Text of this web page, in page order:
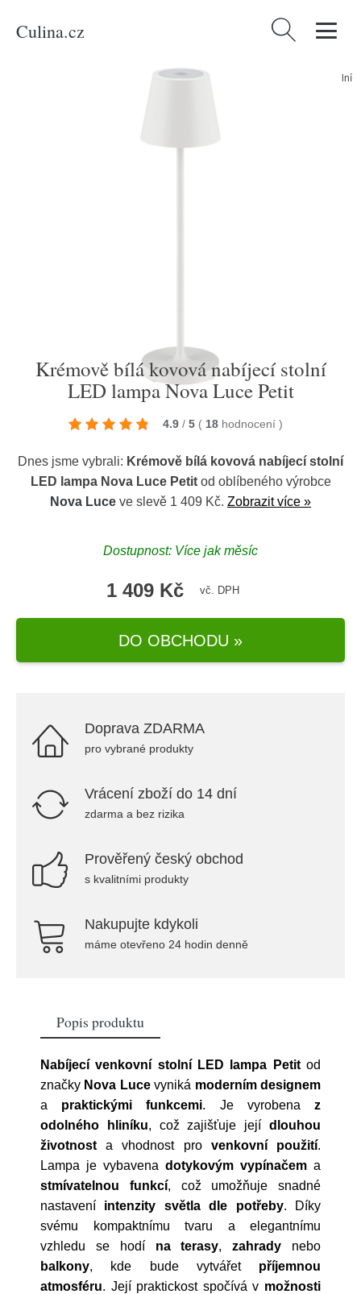
Culina.cz Vyhledávání
Bydlení a doplňky/Krémově bílá kovová nabíjecí stolní
Krémově bílá kovová nabíjecí stolní
LED lampa Nova Luce Petit
4.9 / 5 ( 18 hodnocení )
Dnes jsme vybrali: Krémově bílá kovová nabíjecí stolní
LED lampa Nova Luce Petitod oblíbeného výrobce
Nova Luce ve slevě 1 409 Kč. Zobrazit více »
Dostupnost: Více jak měsíc
1 409 Kč vč. DPH
DO OBCHODU »
Doprava ZDARMA
pro vybrané produkty
Vrácení zboží do 14 dní
zdarma a bez rizika
Prověřený český obchod
s kvalitními produkty
Nakupujte kdykoli
máme otevřeno 24 hodin denně
Popis produktu
Nabíjecí venkovní stolní LED lampa Petitod
značky Nova Lucevyniká moderním designem
a praktickými funkcemi. Je vyrobenaz
odolného hliníku, což zajišťuje její dlouhou
životnost a vhodnost provenkovní použití.
Lampa je vybavena dotykovým vypínačem a
stmívatelnou funkcí, což umožňuje snadné
nastavení intenzity světla dle potřeby. Díky
svému kompaktnímu tvaru a elegantnímu
vzhledu se hodí na terasy,zahrady nebo
balkony, kde bude vytvářetpříjemnou
atmosféru. Její praktickost spočívá v možnosti